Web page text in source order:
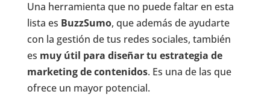
Una herramienta que no puede faltar en esta
lista es BuzzSumo, que además de ayudarte
con la gestión de tus redes sociales, también
es muy útil para diseñar tu estrategia de
marketing de contenidos. Es una de las que
ofrece un mayor potencial.